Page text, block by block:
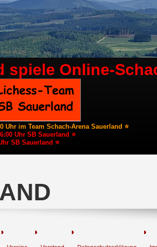
spiele Online-
im Team Schach-Arena Sauerland ⭐
Uhr SB Sauerland ⭐
SB Sauerland ⭐